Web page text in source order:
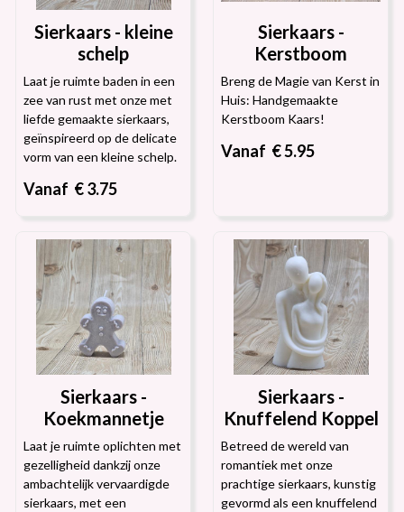
Sierkaars - kleine
schelp
Laat je ruimte baden in een
zee van rust met onze met
liefde gemaakte sierkaars,
geïnspireerd op de delicate
vorm van een kleine schelp.
Vanaf € 3.75
Sierkaars -
Kerstboom
Breng de Magie van Kerst in
Huis: Handgemaakte
Kerstboom Kaars!
Vanaf € 5.95
Sierkaars -
Koekmannetje
Laat je ruimte oplichten met
gezelligheid dankzij onze
ambachtelijk vervaardigde
sierkaars, met een
Sierkaars -
Knuffelend Koppel
Betreed de wereld van
romantiek met onze
prachtige sierkaars, kunstig
gevormd als een knuffelend